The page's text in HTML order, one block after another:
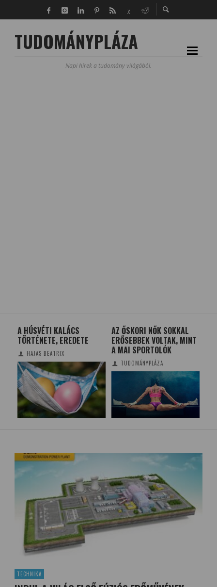
TUDOMÁNYPLÁZA
Napi hírek a tudomány világából.
A HÚSVÉTI KALÁCS
TÖRTÉNETE, EREDETE
HAJAS BEATRIX
AZ ŐSKORI NŐK SOKKAL
ERŐSEBBEK VOLTAK, MINT
A MAI SPORTOLÓK
TUDOMÁNYPLÁZA
TECHNIKA